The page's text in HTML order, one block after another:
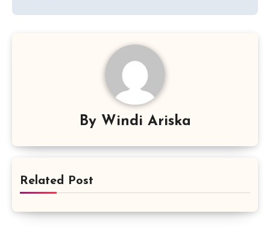
By Windi Ariska
Related Post